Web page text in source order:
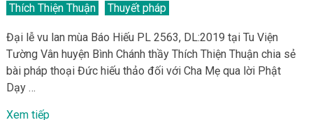
Thích Thiện Thuận
Thuyết pháp
Đại lễ vu lan mùa Báo Hiếu PL 2563, DL:2019 tại Tu Viện
Tường Vân huyện Bình Chánh thầy Thích Thiện Thuận chia sẻ
bài pháp thoại Đức hiếu thảo đối với Cha Mẹ qua lời Phật
Dạy …
Xem tiếp